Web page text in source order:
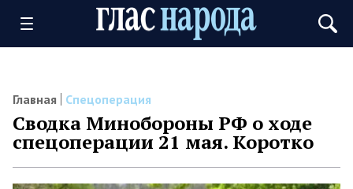
Главная Спецоперация
Сводка Минобороны РФ о ходе
спецоперации 21 мая. Коротко